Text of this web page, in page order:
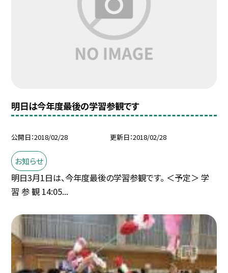
明日は今年度最後の学習参観です
公開日 2018/02/28 更新日 2018/02/28
お知らせ
明日3月1日は、今年度最後の学習参観です。 ＜予定＞ 学
習 参 観 14:05...